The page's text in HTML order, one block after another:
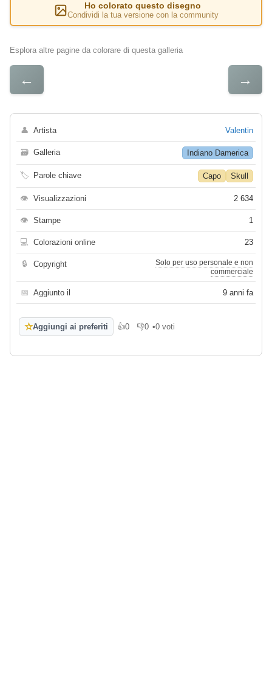
Ho colorato questo disegno
Condividi la tua versione con la community
Esplora altre pagine da colorare di questa galleria
← →
👤 Artista Valentin
🗃 Galleria Indiano Damerica
🏷 Parole chiave Capo Skull
👁 Visualizzazioni 2 634
👁 Stampe 1
💻 Colorazioni online 23
🔒 Copyright
Solo per uso personale e non
commerciale
📅 Aggiunto il 9 anni fa
☆Aggiungi ai preferiti 👍0
Mi piace
👎0
Non mi piace
•0 voti